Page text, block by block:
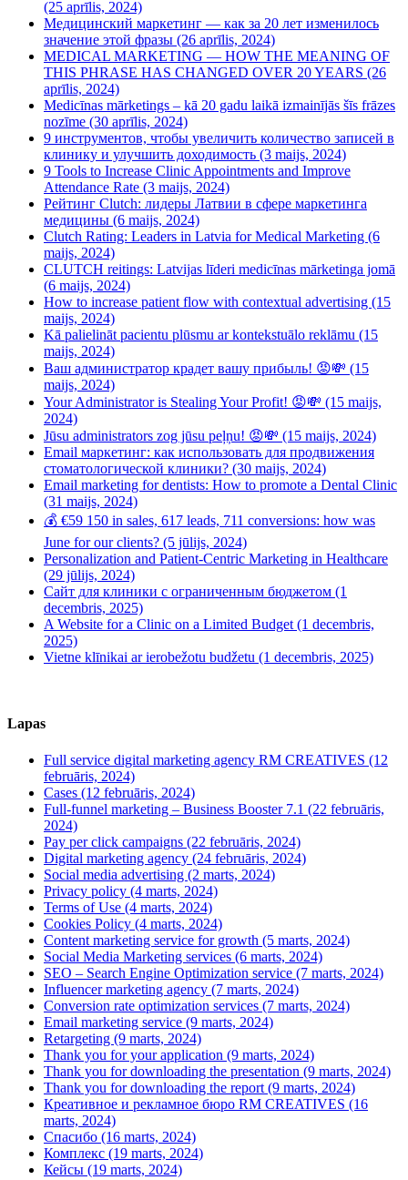
(25 aprīlis, 2024)
Медицинский маркетинг — как за 20 лет изменилось
значение этой фразы (26 aprīlis, 2024)
MEDICAL MARKETING — HOW THE MEANING OF
THIS PHRASE HAS CHANGED OVER 20 YEARS (26
aprīlis, 2024)
Medicīnas mārketings – kā 20 gadu laikā izmainījās šīs frāzes
nozīme (30 aprīlis, 2024)
9 инструментов, чтобы увеличить количество записей в
клинику и улучшить доходимость (3 maijs, 2024)
9 Tools to Increase Clinic Appointments and Improve
Attendance Rate (3 maijs, 2024)
Рейтинг Clutch: лидеры Латвии в сфере маркетинга
медицины (6 maijs, 2024)
Clutch Rating: Leaders in Latvia for Medical Marketing (6
maijs, 2024)
CLUTCH reitings: Latvijas līderi medicīnas mārketinga jomā
(6 maijs, 2024)
How to increase patient flow with contextual advertising (15
maijs, 2024)
Kā palielināt pacientu plūsmu ar kontekstuālo reklāmu (15
maijs, 2024)
Ваш администратор крадет вашу прибыль! 😡💸 (15
maijs, 2024)
Your Administrator is Stealing Your Profit! 😡💸 (15 maijs,
2024)
Jūsu administrators zog jūsu peļņu! 😡💸 (15 maijs, 2024)
Email маркетинг: как использовать для продвижения
стоматологической клиники? (30 maijs, 2024)
Email marketing for dentists: How to promote a Dental Clinic
(31 maijs, 2024)
💰 €59 150 in sales, 617 leads, 711 conversions: how was
June for our clients? (5 jūlijs, 2024)
Personalization and Patient-Centric Marketing in Healthcare
(29 jūlijs, 2024)
Сайт для клиники с ограниченным бюджетом (1
decembris, 2025)
A Website for a Clinic on a Limited Budget (1 decembris,
2025)
Vietne klīnikai ar ierobežotu budžetu (1 decembris, 2025)
Lapas
Full service digital marketing agency RM CREATIVES (12
februāris, 2024)
Cases (12 februāris, 2024)
Full-funnel marketing – Business Booster 7.1 (22 februāris,
2024)
Pay per click campaigns (22 februāris, 2024)
Digital marketing agency (24 februāris, 2024)
Social media advertising (2 marts, 2024)
Privacy policy (4 marts, 2024)
Terms of Use (4 marts, 2024)
Cookies Policy (4 marts, 2024)
Content marketing service for growth (5 marts, 2024)
Social Media Marketing services (6 marts, 2024)
SEO – Search Engine Optimization service (7 marts, 2024)
Influencer marketing agency (7 marts, 2024)
Conversion rate optimization services (7 marts, 2024)
Email marketing service (9 marts, 2024)
Retargeting (9 marts, 2024)
Thank you for your application (9 marts, 2024)
Thank you for downloading the presentation (9 marts, 2024)
Thank you for downloading the report (9 marts, 2024)
Креативное и рекламное бюро RM CREATIVES (16
marts, 2024)
Спасибо (16 marts, 2024)
Комплекс (19 marts, 2024)
Кейсы (19 marts, 2024)